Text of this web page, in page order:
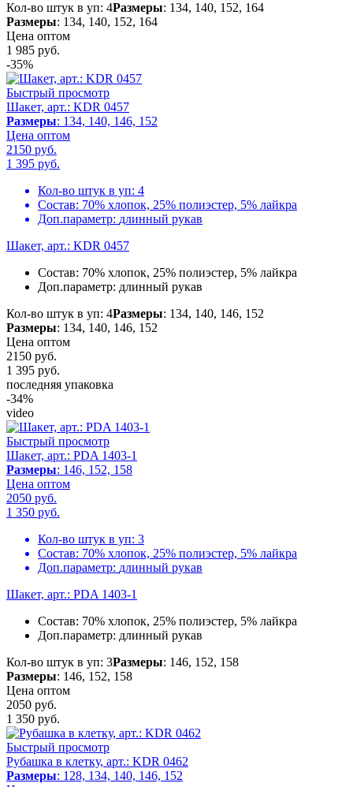
Кол-во штук в уп: 4Размеры: 134, 140, 152, 164
Размеры: 134, 140, 152, 164
Цена оптом
1 985 руб.
-35%
Быстрый просмотр
Шакет, арт.: KDR 0457
Размеры: 134, 140, 146, 152
Цена оптом
2150 руб.
1 395 руб.
Кол-во штук в уп: 4
Состав: 70% хлопок, 25% полиэстер, 5% лайкра
Доп.параметр: длинный рукав
Шакет, арт.: KDR 0457
Состав: 70% хлопок, 25% полиэстер, 5% лайкра
Доп.параметр: длинный рукав
Кол-во штук в уп: 4Размеры: 134, 140, 146, 152
Размеры: 134, 140, 146, 152
Цена оптом
2150 руб.
1 395 руб.
последняя упаковка
-34%
video
Быстрый просмотр
Шакет, арт.: PDA 1403-1
Размеры: 146, 152, 158
Цена оптом
2050 руб.
1 350 руб.
Кол-во штук в уп: 3
Состав: 70% хлопок, 25% полиэстер, 5% лайкра
Доп.параметр: длинный рукав
Шакет, арт.: PDA 1403-1
Состав: 70% хлопок, 25% полиэстер, 5% лайкра
Доп.параметр: длинный рукав
Кол-во штук в уп: 3Размеры: 146, 152, 158
Размеры: 146, 152, 158
Цена оптом
2050 руб.
1 350 руб.
Быстрый просмотр
Рубашка в клетку, арт.: KDR 0462
Размеры: 128, 134, 140, 146, 152